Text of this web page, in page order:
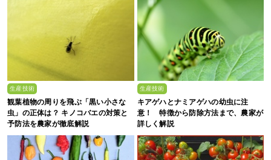
生産技術
観葉植物の周りを飛ぶ「黒い小さな
虫」の正体は？ キノコバエの対策と
予防法を農家が徹底解説
生産技術
キアゲハとナミアゲハの幼虫に注
意！ 特徴から防除方法まで、農家が
詳しく解説